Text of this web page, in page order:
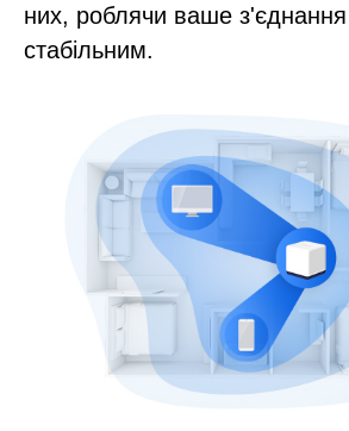
них, роблячи ваше
стабільним.